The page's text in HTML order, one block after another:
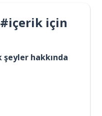
için
hakkında